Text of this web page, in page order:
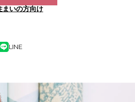
まいの方向け
LINE